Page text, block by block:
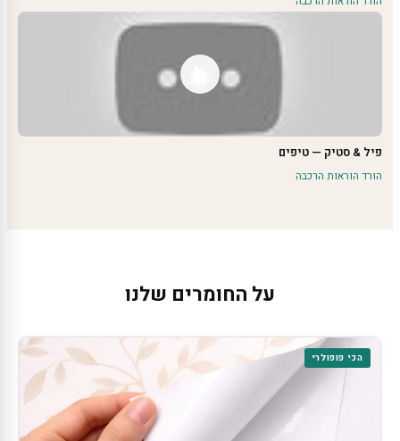
פיל & סטיק — טיפים
הורד הוראות הרכבה
על החומרים שלנו
הכי פופולרי